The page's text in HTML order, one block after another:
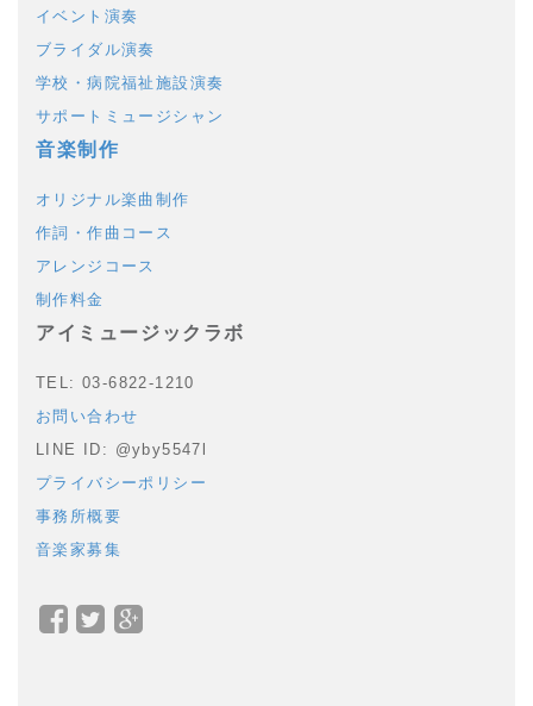
イベント演奏
ブライダル演奏
学校・病院福祉施設演奏
サポートミュージシャン
音楽制作
オリジナル楽曲制作
作詞・作曲コース
アレンジコース
制作料金
アイミュージックラボ
TEL: 03-6822-1210
お問い合わせ
LINE ID: @yby5547l
プライバシーポリシー
事務所概要
音楽家募集
Facebook
Twitter